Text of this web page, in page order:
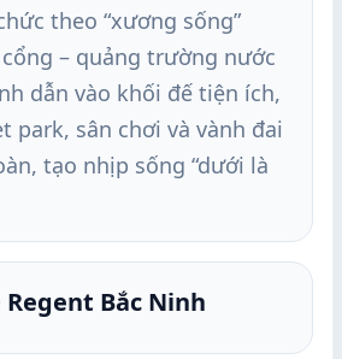
theo “xương sống”
– quảng trường nước
dẫn vào khối đế tiện ích,
park, sân chơi và vành đai
tạo nhịp sống “dưới là
Bắc Ninh